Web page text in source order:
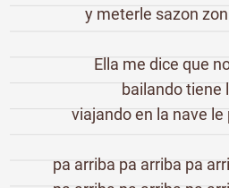
y meterle sazon
Ella me dice que
bailando tiene
viajando en la nave
pa arriba pa arriba pa